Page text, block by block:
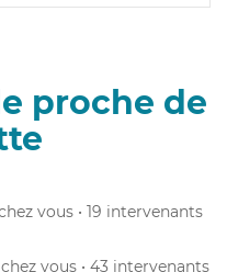
proche de
vous • 19 intervenants
vous • 43 intervenants